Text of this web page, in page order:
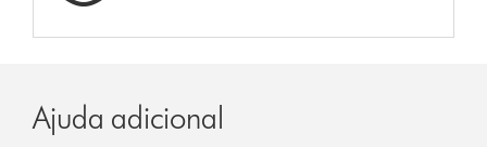
Ajuda adicional